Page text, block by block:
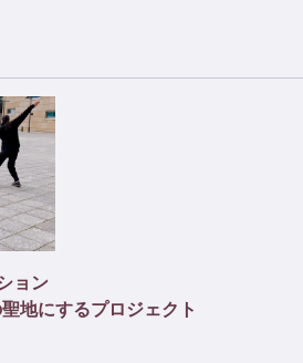
ョン
地にするプロジェクト